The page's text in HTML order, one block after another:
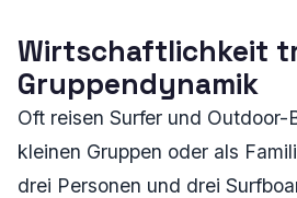
Wirtschaftlichkeit
Gruppendynamik
Oft reisen Surfer und Outdoor-
kleinen Gruppen oder als
drei Personen und drei